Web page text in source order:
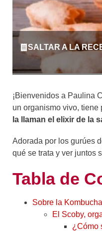
SALTAR A LA
¡Bienvenidos a Paulina
un organismo vivo, tiene
la llaman el elixir de la
Adorada por los gurúes
qué se trata y ver juntos
Tabla de
Sobre la Kombucha
El Scoby,
¿Cómo